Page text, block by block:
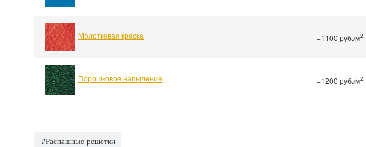
Молотковая краска +1100 руб./м2
Порошковое напыление +1200 руб./м2
#Распашные решетки